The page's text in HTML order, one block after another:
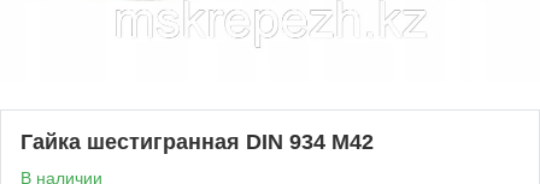
Гайка шестигранная DIN 934 М42
В наличии